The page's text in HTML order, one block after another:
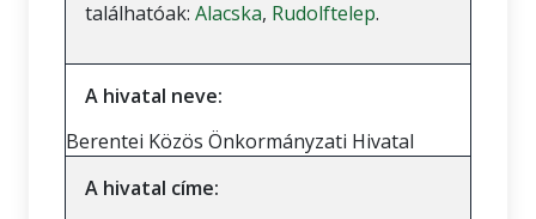
találhatóak: Alacska, Rudolftelep.
A hivatal neve:
Berentei Közös Önkormányzati Hivatal
A hivatal címe: